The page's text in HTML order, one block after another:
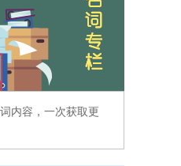
内容，一次获取更